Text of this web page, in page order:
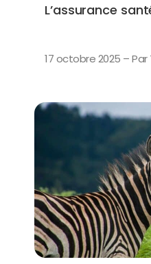
L’assurance
17 octobre 2025 – Par